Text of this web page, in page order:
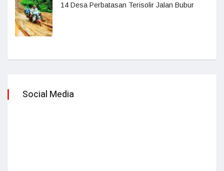
14 Desa Perbatasan Terisolir Jalan Bubur
Social Media